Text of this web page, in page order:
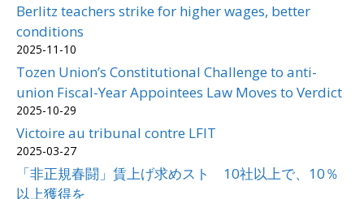
Berlitz teachers strike for higher wages, better
conditions
2025-11-10
Tozen Union’s Constitutional Challenge to anti-
union Fiscal-Year Appointees Law Moves to Verdict
2025-10-29
Victoire au tribunal contre LFIT
2025-03-27
「非正規春闘」賃上げ求めスト 10社以上で、10％
以上獲得を